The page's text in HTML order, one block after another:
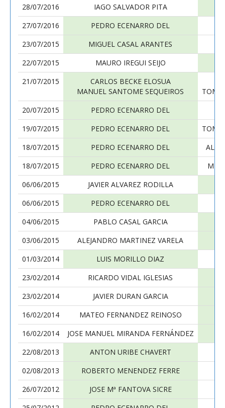
28/07/2016
IAGO SALVADOR PITA
27/07/2016
PEDRO ECENARRO DEL
23/07/2015
MIGUEL CASAL ARANTES
22/07/2015
MAURO IREGUI SEIJO
21/07/2015
CARLOS BECKE ELOSUA
MANUEL SANTOME SEQUEIROS
20/07/2015
PEDRO ECENARRO DEL
19/07/2015
PEDRO ECENARRO DEL
18/07/2015
PEDRO ECENARRO DEL
18/07/2015
PEDRO ECENARRO DEL
06/06/2015
JAVIER ALVAREZ RODILLA
06/06/2015
PEDRO ECENARRO DEL
04/06/2015
PABLO CASAL GARCIA
03/06/2015
ALEJANDRO MARTINEZ VARELA
01/03/2014
LUIS MORILLO DIAZ
23/02/2014
RICARDO VIDAL IGLESIAS
23/02/2014
JAVIER DURAN GARCIA
16/02/2014
MATEO FERNANDEZ REINOSO
16/02/2014
JOSE MANUEL MIRANDA FERNÁNDEZ
22/08/2013
ANTON URIBE CHAVERT
02/08/2013
ROBERTO MENENDEZ FERRE
26/07/2012
JOSE Mª FANTOVA SICRE